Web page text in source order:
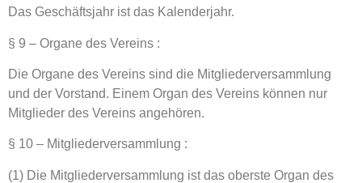
Das Geschäftsjahr ist das Kalenderjahr.
§ 9 – Organe des Vereins :
Die Organe des Vereins sind die Mitgliederversammlung
und der Vorstand. Einem Organ des Vereins können nur
Mitglieder des Vereins angehören.
§ 10 – Mitgliederversammlung :
(1) Die Mitgliederversammlung ist das oberste Organ des